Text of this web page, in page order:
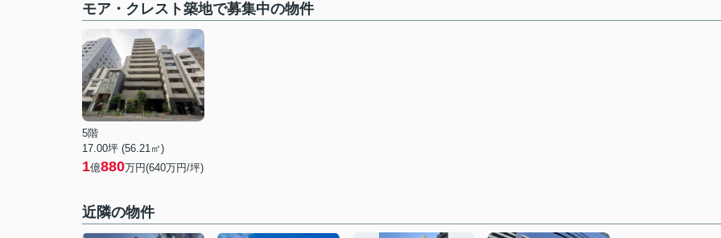
モア・クレスト築地で募集中の物件
5階
17.00坪 (56.21㎡)
1億880万円(640万円/坪)
近隣の物件